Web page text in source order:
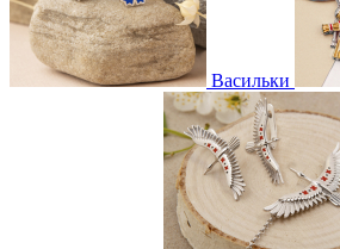
Васильки